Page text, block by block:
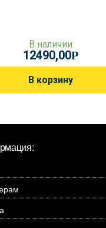
В наличии
12490,00Р
В корзину